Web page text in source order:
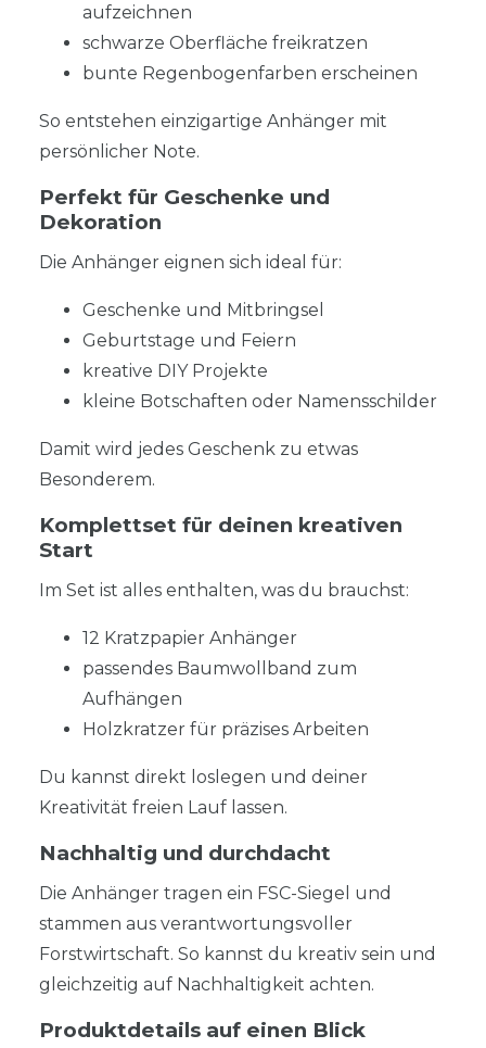
aufzeichnen
schwarze Oberfläche freikratzen
bunte Regenbogenfarben erscheinen
So entstehen einzigartige Anhänger mit
persönlicher Note.
Perfekt für Geschenke und
Dekoration
Die Anhänger eignen sich ideal für:
Geschenke und Mitbringsel
Geburtstage und Feiern
kreative DIY Projekte
kleine Botschaften oder Namensschilder
Damit wird jedes Geschenk zu etwas
Besonderem.
Komplettset für deinen kreativen
Start
Im Set ist alles enthalten, was du brauchst:
12 Kratzpapier Anhänger
passendes Baumwollband zum
Aufhängen
Holzkratzer für präzises Arbeiten
Du kannst direkt loslegen und deiner
Kreativität freien Lauf lassen.
Nachhaltig und durchdacht
Die Anhänger tragen ein FSC-Siegel und
stammen aus verantwortungsvoller
Forstwirtschaft. So kannst du kreativ sein und
gleichzeitig auf Nachhaltigkeit achten.
Produktdetails auf einen Blick